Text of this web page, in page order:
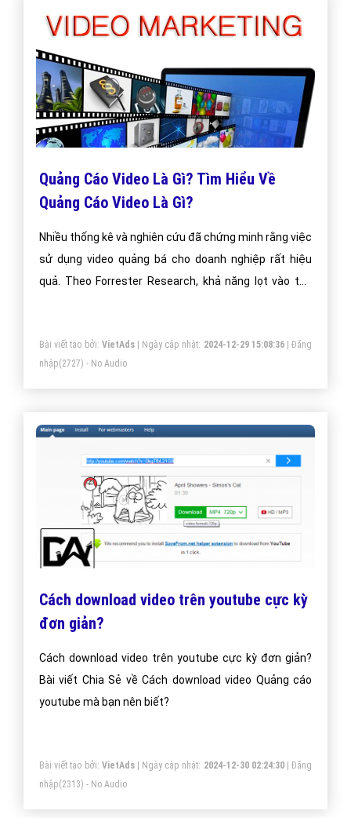
Quảng Cáo Video Là Gì? Tìm Hiểu Về
Quảng Cáo Video Là Gì?
Nhiều thống kê và nghiên cứu đã chứng minh rằng việc
sử dụng video quảng bá cho doanh nghiệp rất hiệu
quả. Theo Forrester Research, khả năng lọt vào top
Đó chắc chắn là một số con số thống kê vô cùng ấn
tượng!
Bài viết tạo bởi: VietAds| Ngày cập nhật: 2024-12-29 15:08:36|Đăng
nhập(2727) - No Audio
Cách download video trên youtube cực kỳ
đơn giản?
Cách download video trên youtube cực kỳ đơn giản?
Bài viết Chia Sẻ về Cách download video Quảng cáo
youtube mà bạn nên biết?
Bài viết tạo bởi: VietAds| Ngày cập nhật: 2024-12-30 02:24:30|Đăng
nhập(2313) - No Audio